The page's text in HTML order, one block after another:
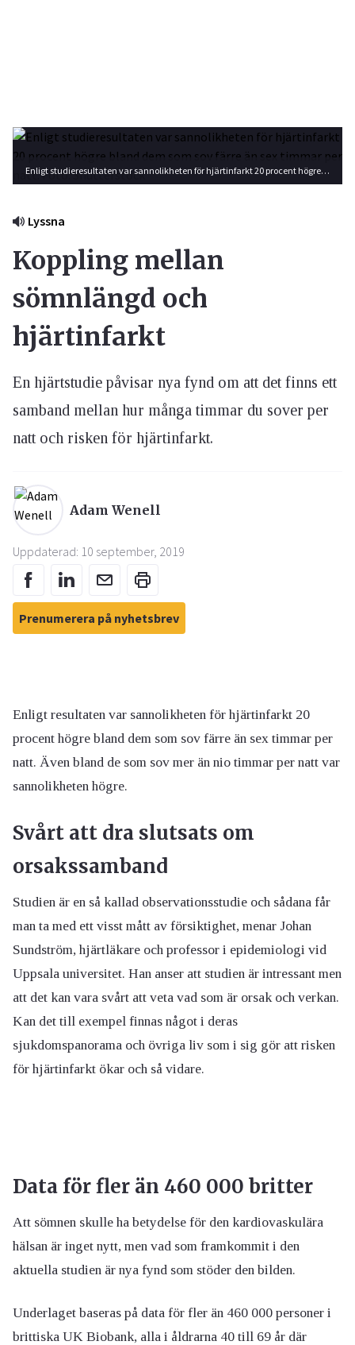
Enligt studieresultaten var sannolikheten för hjärtinfarkt 20 procent högre bland dem som sov färre än sex timmar per natt. Foto: Shutterstock
Lyssna
Koppling mellan
sömnlängd och
hjärtinfarkt
En hjärtstudie påvisar nya fynd om att det finns ett
samband mellan hur många timmar du sover per
natt och risken för hjärtinfarkt.
Adam Wenell
Uppdaterad: 10 september, 2019
Prenumerera på nyhetsbrev
Enligt resultaten var sannolikheten för hjärtinfarkt 20
procent högre bland dem som sov färre än sex timmar per
natt. Även bland de som sov mer än nio timmar per natt var
sannolikheten högre.
Svårt att dra slutsats om
orsakssamband
Studien är en så kallad observationsstudie och sådana får
man ta med ett visst mått av försiktighet, menar Johan
Sundström, hjärtläkare och professor i epidemiologi vid
Uppsala universitet. Han anser att studien är intressant men
att det kan vara svårt att veta vad som är orsak och verkan.
Kan det till exempel finnas något i deras
sjukdomspanorama och övriga liv som i sig gör att risken
för hjärtinfarkt ökar och så vidare.
Data för fler än 460 000 britter
Att sömnen skulle ha betydelse för den kardiovaskulära
hälsan är inget nytt, men vad som framkommit i den
aktuella studien är nya fynd som stöder den bilden.
Underlaget baseras på data för fler än 460 000 personer i
brittiska UK Biobank, alla i åldrarna 40 till 69 år där